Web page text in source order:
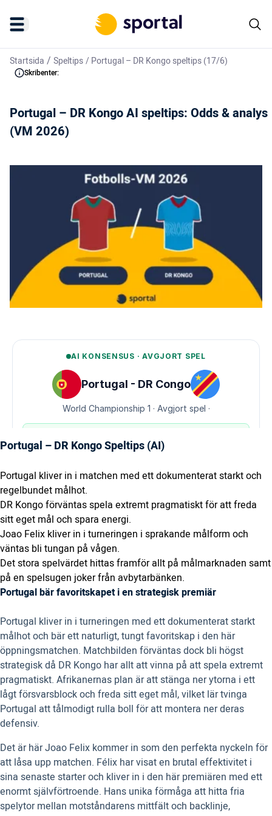
Startsida / Speltips/Portugal – DR Kongo speltips (17/6)
Skribenter:
Portugal – DR Kongo AI speltips: Odds & analys
(VM 2026)
Portugal – DR Kongo Speltips (AI)
Portugal kliver in i matchen med ett dokumenterat starkt och
regelbundet målhot.
DR Kongo förväntas spela extremt pragmatiskt för att freda
sitt eget mål och spara energi.
Joao Felix kliver in i turneringen i sprakande målform och
väntas bli tungan på vågen.
Det stora spelvärdet hittas framför allt på målmarknaden samt
på en spelsugen joker från avbytarbänken.
Portugal bär favoritskapet i en strategisk premiär
Portugal kliver in i turneringen med ett dokumenterat starkt
målhot och bär ett naturligt, tungt favoritskap i den här
öppningsmatchen. Matchbilden förväntas dock bli högst
strategisk då DR Kongo har allt att vinna på att spela extremt
pragmatiskt. Afrikanernas plan är att stänga ner ytorna i ett
lågt försvarsblock och freda sitt eget mål, vilket lär tvinga
Portugal att tålmodigt rulla boll för att montera ner deras
defensiv.
Det är här Joao Felix kommer in som den perfekta nyckeln för
att låsa upp matchen. Félix har visat en brutal effektivitet i
sina senaste starter och kliver in i den här premiären med ett
enormt självförtroende. Hans unika förmåga att hitta fria
spelytor mellan motståndarens mittfält och backlinje,